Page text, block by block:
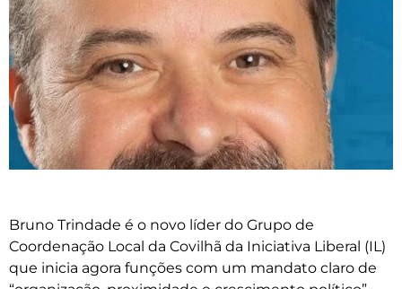
Bruno Trindade é o novo líder do Grupo de
Coordenação Local da Covilhã da Iniciativa Liberal (IL)
que inicia agora funções com um mandato claro de